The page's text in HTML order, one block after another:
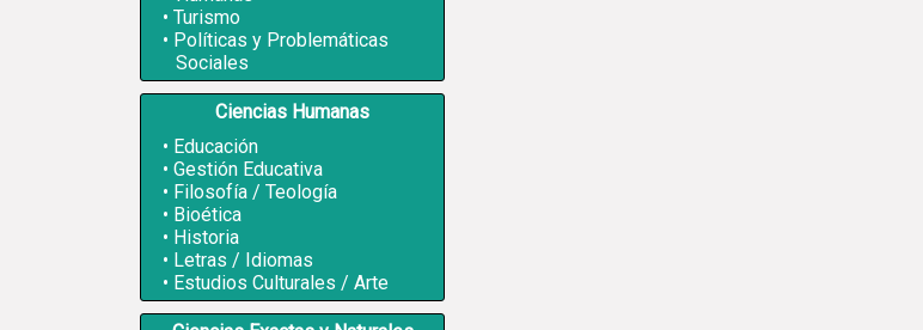
Turismo
Políticas y Problemáticas
Sociales
Ciencias Humanas
Educación
Gestión Educativa
Filosofía / Teología
Bioética
Historia
Letras / Idiomas
Estudios Culturales / Arte